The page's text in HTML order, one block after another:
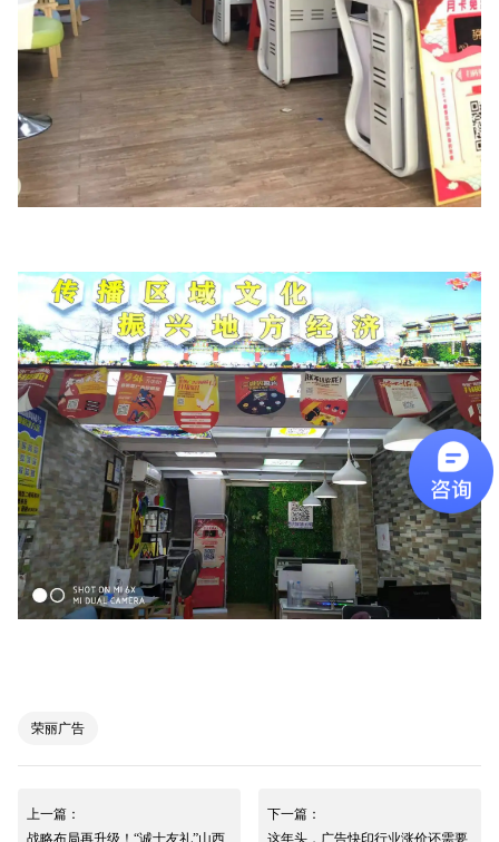
荣丽广告
上一篇：
战略布局再升级！“诚士友礼”山西
下一篇：
这年头，广告快印行业涨价还需要